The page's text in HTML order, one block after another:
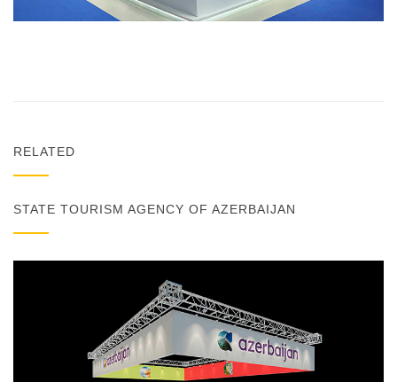
RELATED
STATE TOURISM AGENCY OF AZERBAIJAN